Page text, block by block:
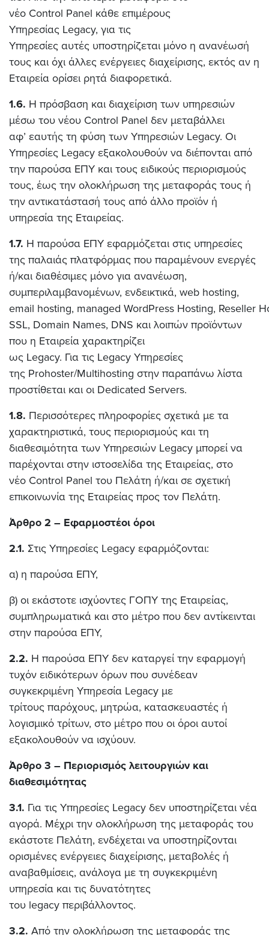
νέο Control Panel κάθε επιμέρους
Υπηρεσίας Legacy, για τις
Υπηρεσίες αυτές υποστηρίζεται μόνο η ανανέωσή
τους και όχι άλλες ενέργειες διαχείρισης, εκτός αν η
Εταιρεία ορίσει ρητά διαφορετικά.
1.6. Η πρόσβαση και διαχείριση των υπηρεσιών
μέσω του νέου Control Panel δεν μεταβάλλει
αφ’ εαυτής τη φύση των Υπηρεσιών Legacy. Οι
Υπηρεσίες Legacy εξακολουθούν να διέπονται από
την παρούσα ΕΠΥ και τους ειδικούς περιορισμούς
τους, έως την ολοκλήρωση της μεταφοράς τους ή
την αντικατάστασή τους από άλλο προϊόν ή
υπηρεσία της Εταιρείας.
1.7. Η παρούσα ΕΠΥ εφαρμόζεται στις υπηρεσίες
της παλαιάς πλατφόρμας που παραμένουν ενεργές
ή/και διαθέσιμες μόνο για ανανέωση,
συμπεριλαμβανομένων, ενδεικτικά, web hosting,
email hosting, managed WordPress Hosting, Reseller
SSL, Domain Names, DNS και λοιπών προϊόντων
που η Εταιρεία χαρακτηρίζει
ως Legacy. Για τις Legacy Υπηρεσίες
της Prohoster/Multihosting στην παραπάνω λίστα
προστίθεται και οι Dedicated Servers.
1.8. Περισσότερες πληροφορίες σχετικά με τα
χαρακτηριστικά, τους περιορισμούς και τη
διαθεσιμότητα των Υπηρεσιών Legacy μπορεί να
παρέχονται στην ιστοσελίδα της Εταιρείας, στο
νέο Control Panel του Πελάτη ή/και σε σχετική
επικοινωνία της Εταιρείας προς τον Πελάτη.
Άρθρο 2 – Εφαρμοστέοι όροι
2.1. Στις Υπηρεσίες Legacy εφαρμόζονται:
α) η παρούσα ΕΠΥ,
β) οι εκάστοτε ισχύοντες ΓΟΠΥ της Εταιρείας,
συμπληρωματικά και στο μέτρο που δεν αντίκεινται
στην παρούσα ΕΠΥ,
2.2. Η παρούσα ΕΠΥ δεν καταργεί την εφαρμογή
τυχόν ειδικότερων όρων που συνέδεαν
συγκεκριμένη Υπηρεσία Legacy με
τρίτους παρόχους, μητρώα, κατασκευαστές ή
λογισμικό τρίτων, στο μέτρο που οι όροι αυτοί
εξακολουθούν να ισχύουν.
Άρθρο 3 – Περιορισμός λειτουργιών και
διαθεσιμότητας
3.1. Για τις Υπηρεσίες Legacy δεν υποστηρίζεται νέα
αγορά. Μέχρι την ολοκλήρωση της μεταφοράς του
εκάστοτε Πελάτη, ενδέχεται να υποστηρίζονται
ορισμένες ενέργειες διαχείρισης, μεταβολές ή
αναβαθμίσεις, ανάλογα με τη συγκεκριμένη
υπηρεσία και τις δυνατότητες
του legacy περιβάλλοντος.
3.2. Από την ολοκλήρωση της μεταφοράς της